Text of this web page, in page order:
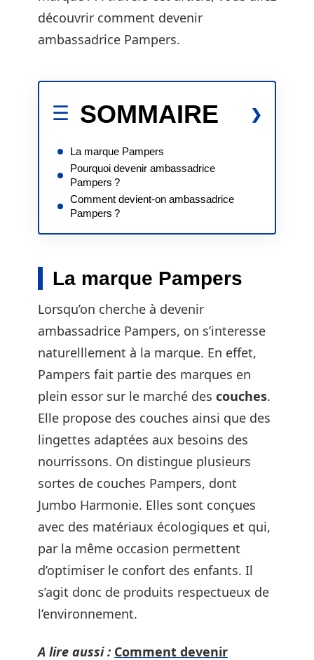
découvrir comment devenir
ambassadrice Pampers.
SOMMAIRE
La marque Pampers
Pourquoi devenir ambassadrice
Pampers ?
Comment devient-on ambassadrice
Pampers ?
La marque Pampers
Lorsqu’on cherche à devenir
ambassadrice Pampers, on s’interesse
naturelllement à la marque. En effet,
Pampers fait partie des marques en
plein essor sur le marché des couches.
Elle propose des couches ainsi que des
lingettes adaptées aux besoins des
nourrissons. On distingue plusieurs
sortes de couches Pampers, dont
Jumbo Harmonie. Elles sont conçues
avec des matériaux écologiques et qui,
par la même occasion permettent
d’optimiser le confort des enfants. Il
s’agit donc de produits respectueux de
l’environnement.
A lire aussi : Comment devenir